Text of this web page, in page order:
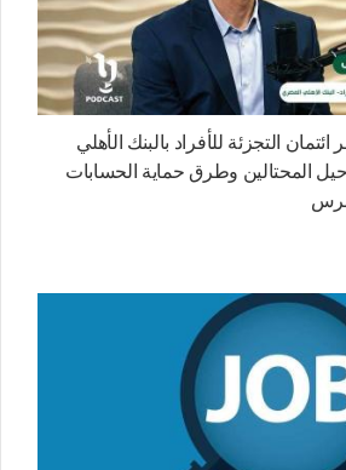
التجزئة للأفراد بالبنك الأهلي
المحتالين وطرق حماية الحسابات
برس